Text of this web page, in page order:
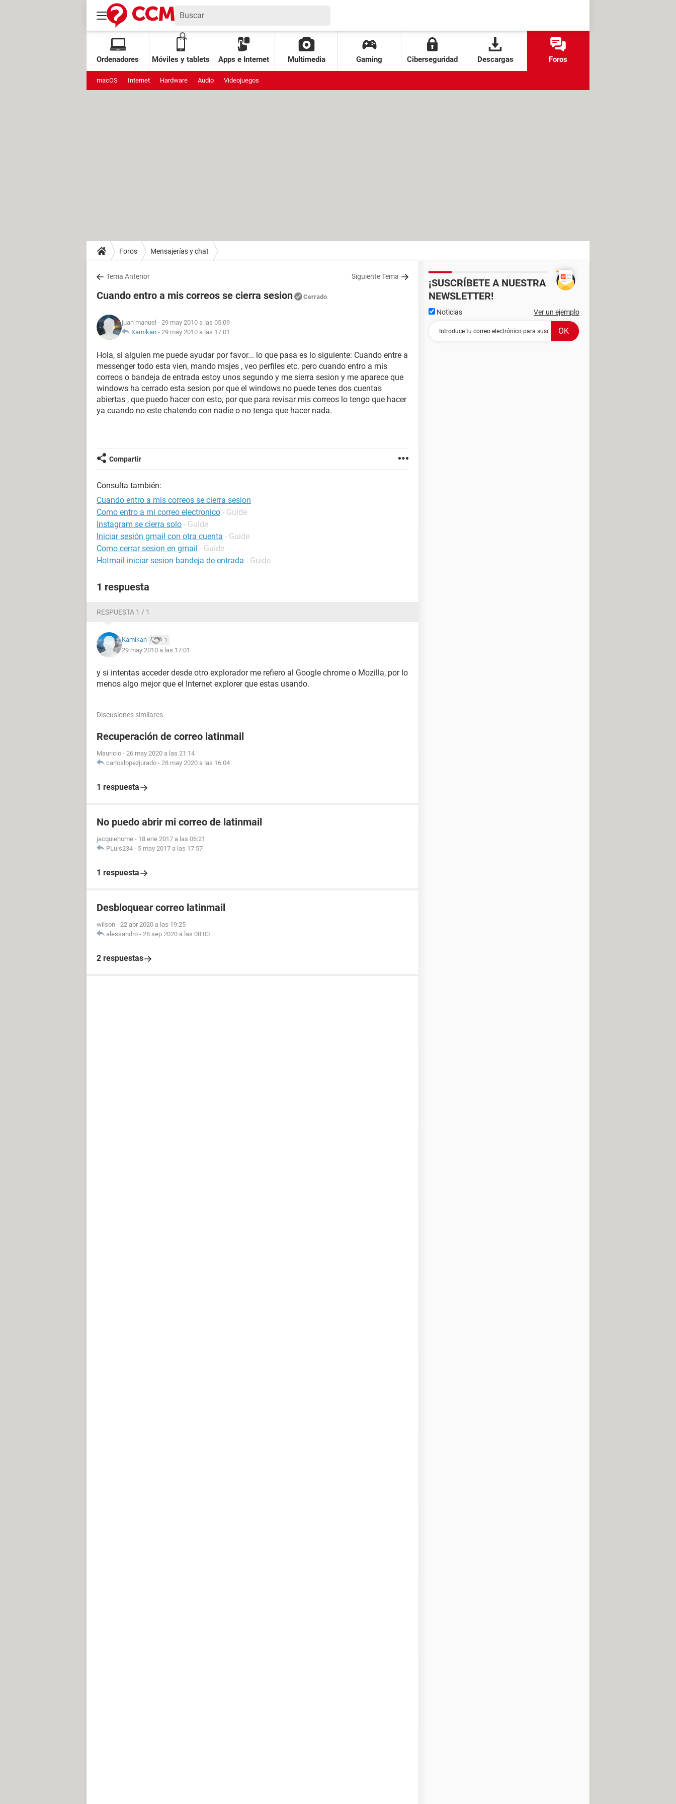
Ordenadores Móviles y tablets Apps e Internet Multimedia Gaming Ciberseguridad Descargas Foros
macOS Internet Hardware Audio Videojuegos
Foros Mensajerías y chat
Tema Anterior Siguiente Tema
Cuando entro a mis correos se cierra sesion Cerrado
juan manuel - 29 may 2010 a las 05:09
Kamikan - 29 may 2010 a las 17:01
Hola, si alguien me puede ayudar por favor... lo que pasa es lo siguiente: Cuando entre a
messenger todo esta vien, mando msjes , veo perfiles etc. pero cuando entro a mis
correos o bandeja de entrada estoy unos segundo y me sierra sesion y me aparece que
windows ha cerrado esta sesion por que el windows no puede tenes dos cuentas
abiertas , que puedo hacer con esto, por que para revisar mis correos lo tengo que hacer
ya cuando no este chatendo con nadie o no tenga que hacer nada.
Compartir
Consulta también:
Cuando entro a mis correos se cierra sesion
Como entro a mi correo electronico - Guide
Instagram se cierra solo - Guide
Iniciar sesión gmail con otra cuenta - Guide
Como cerrar sesion en gmail - Guide
Hotmail iniciar sesion bandeja de entrada - Guide
1 respuesta
RESPUESTA 1 / 1
Kamikan 1
29 may 2010 a las 17:01
y si intentas acceder desde otro explorador me refiero al Google chrome o Mozilla, por lo
menos algo mejor que el Internet explorer que estas usando.
Discusiones similares
Recuperación de correo latinmail
Mauricio - 26 may 2020 a las 21:14
carloslopezjurado - 28 may 2020 a las 16:04
1 respuesta
No puedo abrir mi correo de latinmail
jacquiehome - 18 ene 2017 a las 06:21
PLuis234 - 5 may 2017 a las 17:57
1 respuesta
Desbloquear correo latinmail
wilson - 22 abr 2020 a las 19:25
alessandro - 28 sep 2020 a las 08:00
2 respuestas
¡SUSCRÍBETE A NUESTRA
NEWSLETTER!
Noticias Ver un ejemplo